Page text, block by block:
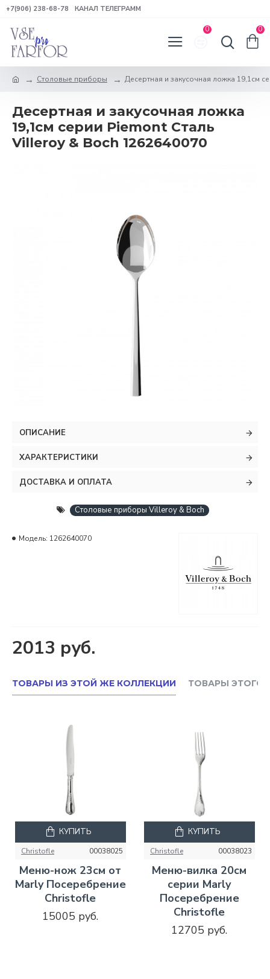
+7(906) 238-68-78 КАНАЛ ТЕЛЕГРАММ
0 0
Столовые приборы Десертная и закусочная ложка 19,1см
Десертная и закусочная ложка
19,1см серии Piemont Сталь
Villeroy & Boch 1262640070
ОПИСАНИЕ
ХАРАКТЕРИСТИКИ
ДОСТАВКА И ОПЛАТА
Столовые приборы Villeroy & Boch
2013 руб.
Модель: 1262640070
ТОВАРЫ ИЗ ЭТОЙ ЖЕ КОЛЛЕКЦИИ ТОВАРЫ ЭТОГО
Christofle 00038025
Меню-нож 23см от
Marly Посеребрение
Christofle
15005 руб.
КУПИТЬ
Christofle 00038023
Меню-вилка 20см
серии Marly
Посеребрение
Christofle
12705 руб.
КУПИТЬ